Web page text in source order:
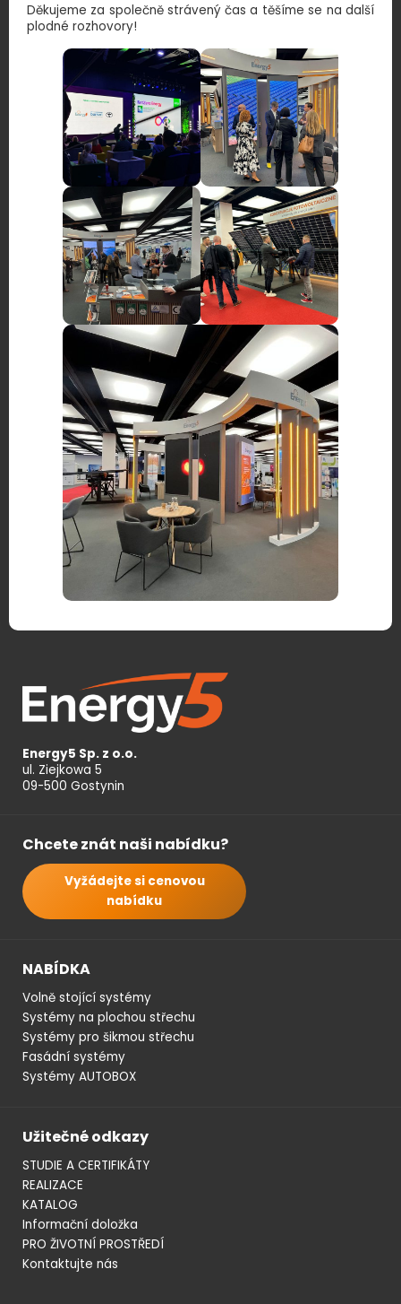
Děkujeme za společně strávený čas a těšíme se na další
plodné rozhovory!
Energy5 Sp. z o.o.
ul. Ziejkowa 5
09-500 Gostynin
Chcete znát naši nabídku?
Vyžádejte si cenovou
nabídku
NABÍDKA
Volně stojící systémy
Systémy na plochou střechu
Systémy pro šikmou střechu
Fasádní systémy
Systémy AUTOBOX
Užitečné odkazy
STUDIE A CERTIFIKÁTY
REALIZACE
KATALOG
Informační doložka
PRO ŽIVOTNÍ PROSTŘEDÍ
Kontaktujte nás